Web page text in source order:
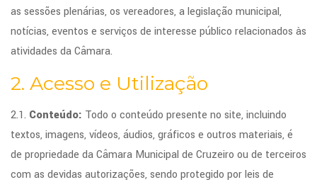
as sessões plenárias, os vereadores, a legislação municipal,
notícias, eventos e serviços de interesse público relacionados às
atividades da Câmara.
2. Acesso e Utilização
2.1. Conteúdo: Todo o conteúdo presente no site, incluindo
textos, imagens, vídeos, áudios, gráficos e outros materiais, é
de propriedade da Câmara Municipal de Cruzeiro ou de terceiros
com as devidas autorizações, sendo protegido por leis de